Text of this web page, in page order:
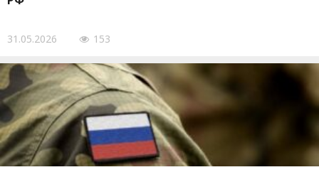
31.05.2026 153